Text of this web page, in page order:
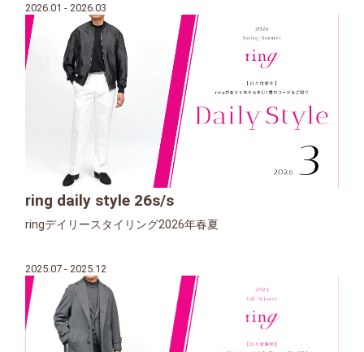
2026.01 - 2026.03
ring daily style 26s/s
ringデイリースタイリング2026年春夏
2025.07 - 2025.12